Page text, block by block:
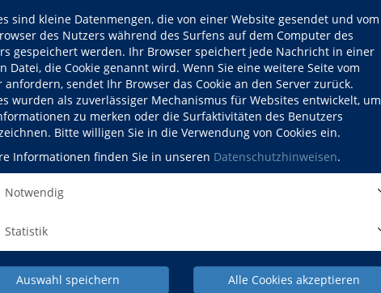
sind kleine Datenmengen, die von einer Website gesendet und vom
des Nutzers während des Surfens auf dem Computer des
gespeichert werden. Ihr Browser speichert jede Nachricht in einer
Datei, die Cookie genannt wird. Wenn Sie eine weitere Seite vom
anfordern, sendet Ihr Browser das Cookie an den Server zurück.
wurden als zuverlässiger Mechanismus für Websites entwickelt, um
zu merken oder die Surfaktivitäten des Benutzers
Bitte willigen Sie in die Verwendung von Cookies ein.
Informationen finden Sie in unseren Datenschutzhinweisen.
Notwendig
Statistik
Auswahl speichern Alle Cookies akzeptieren
Mi., 26.08.2026
NACH OBEN
Gesundheit
Programm